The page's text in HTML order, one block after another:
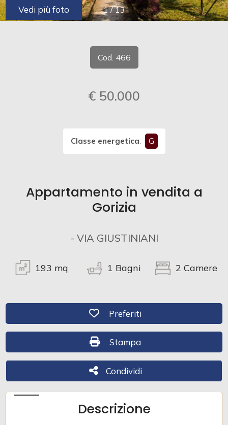
1 / 13
Vedi più foto
Cod. 466
€ 50.000
Classe energetica: G
Appartamento in vendita a
Gorizia
- VIA GIUSTINIANI
193 mq 1 Bagni 2 Camere
Preferiti: Cod. 466
Preferiti
Stampa: Cod. 466
Stampa
Condividi
Condividi
Descrizione
Comune
Residenziali
Terreni